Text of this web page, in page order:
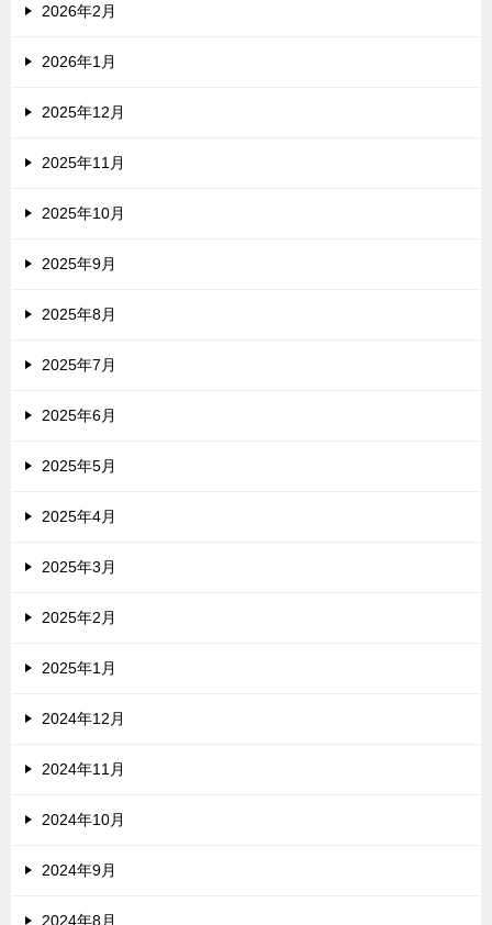
2026年2月
2026年1月
2025年12月
2025年11月
2025年10月
2025年9月
2025年8月
2025年7月
2025年6月
2025年5月
2025年4月
2025年3月
2025年2月
2025年1月
2024年12月
2024年11月
2024年10月
2024年9月
2024年8月